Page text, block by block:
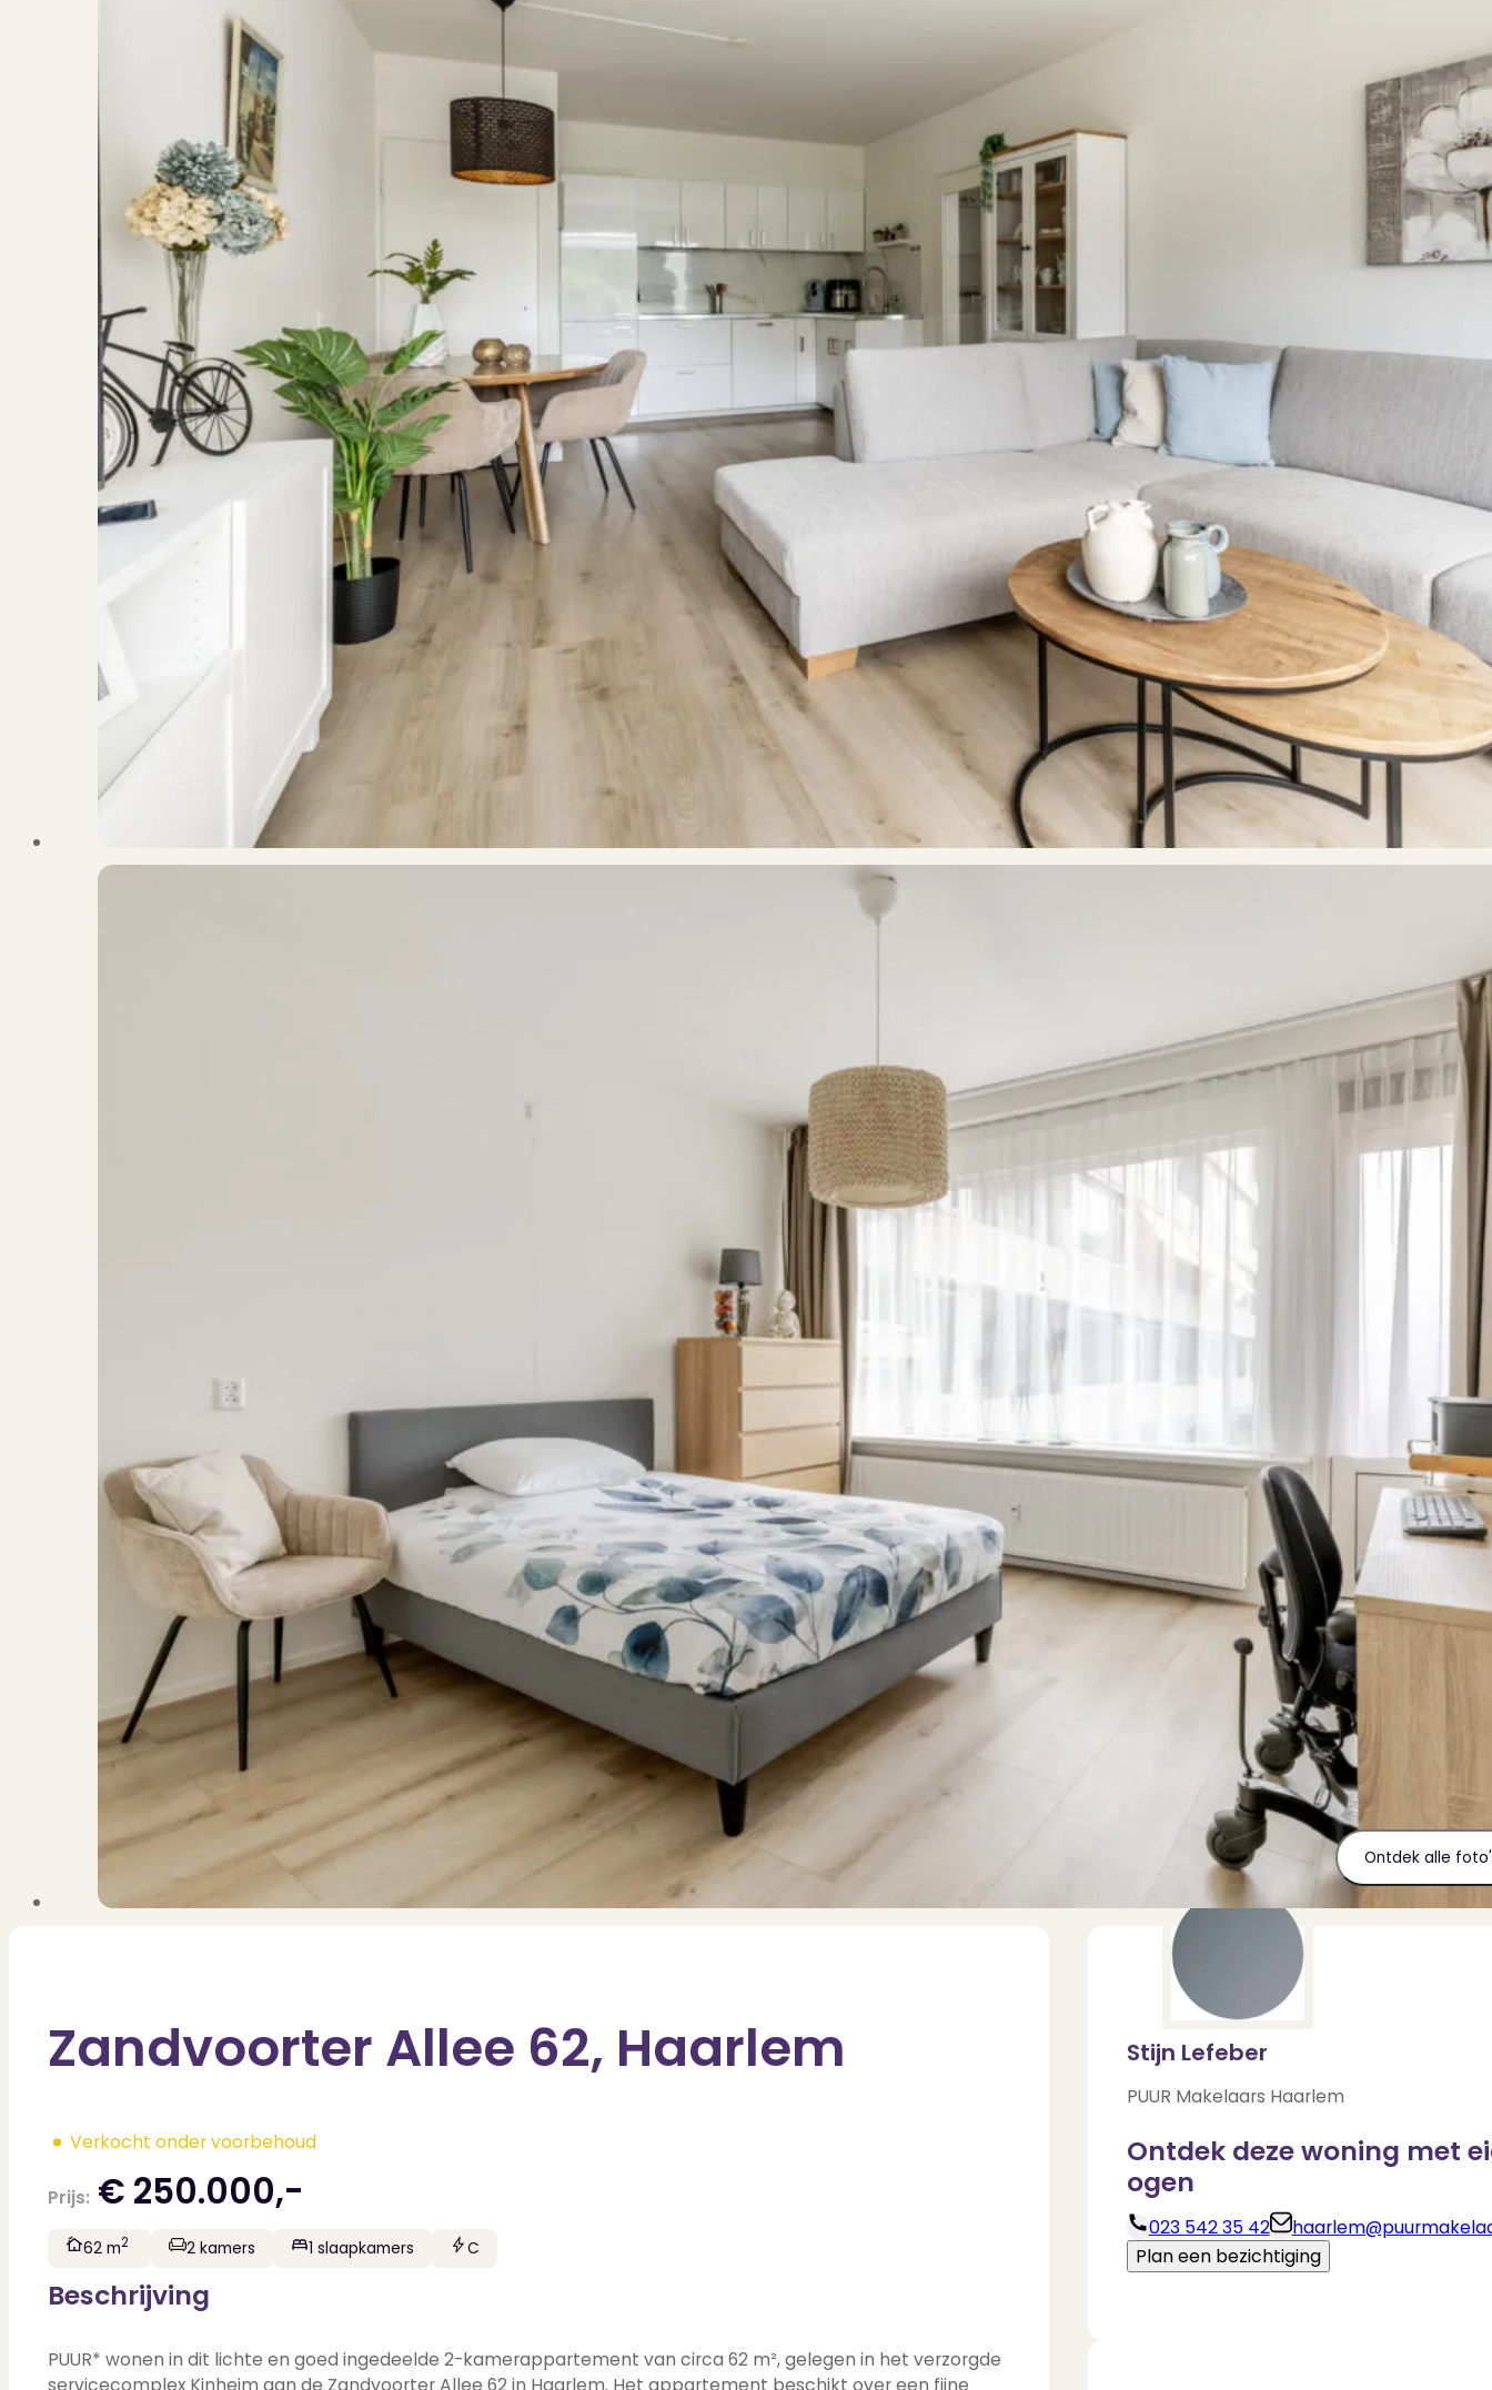
Ontdek alle
Zandvoorter Allee 62, Haarlem
Verkocht onder voorbehoud
Prijs: € 250.000,-
62 m2 2 kamers 1 slaapkamers C
Beschrijving
PUUR* wonen in dit lichte en goed ingedeelde 2-kamerappartement van circa 62 m², gelegen in het verzorgde
servicecomplex Kinheim aan de Zandvoorter Allee 62 in Haarlem. Het appartement beschikt over een fijne
Stijn Lefeber
PUUR Makelaars Haarlem
Ontdek deze woning met
ogen
023 542 35 42
Plan een bezichtiging